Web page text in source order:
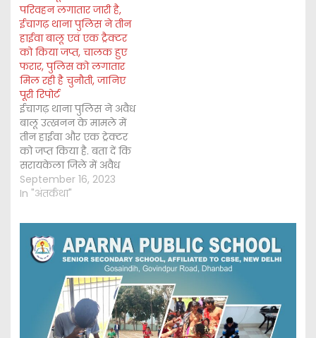
परिवहन लगातार जारी है,
ईचागढ़ थाना पुलिस ने तीन
हाईवा बालू एवं एक ट्रैक्टर
को किया जप्त, चालक हुए
फरार, पुलिस को लगातार
मिल रही है चुनौती, जानिए
पूरी रिपोर्ट
ईचागढ़ थाना पुलिस ने अवैध
बालू उत्खनन के मामले में
तीन हाईवा और एक ट्रेक्टर
को जप्त किया है. बता दें कि
सरायकेला जिले में अवैध
बालू का खेल बालू माफिया
द्वारा लगातार जारी है जिसमें
खिलाफ शिकांजा कसने के
लिए कई तरह के हथकंडे…
September 16, 2023
In "अंतर्कथा"